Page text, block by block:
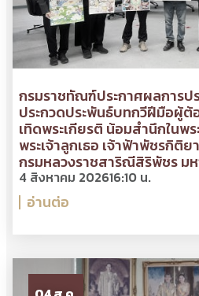
กรมราชทัณฑ์ประกาศผลการป
ประกวดประพันธ์บทกวีฝีมือผู้ต้
เทิดพระเกียรติ น้อมสำนึกใน
พระเจ้าลูกเธอ เจ้าฟ้าพัชรกิติ
กรมหลวงราชสาริณีสิริพัชร มห
4 สิงหาคม 202616:10 น.
อ่านต่อ